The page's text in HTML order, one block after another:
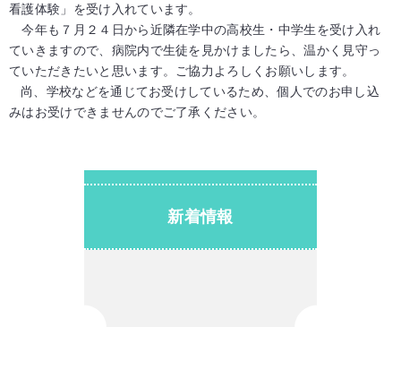
看護体験」を受け入れています。
今年も７月２４日から近隣在学中の高校生・中学生を受け入れ
ていきますので、病院内で生徒を見かけましたら、温かく見守っ
ていただきたいと思います。ご協力よろしくお願いします。
尚、学校などを通じてお受けしているため、個人でのお申し込
みはお受けできませんのでご了承ください。
新着情報